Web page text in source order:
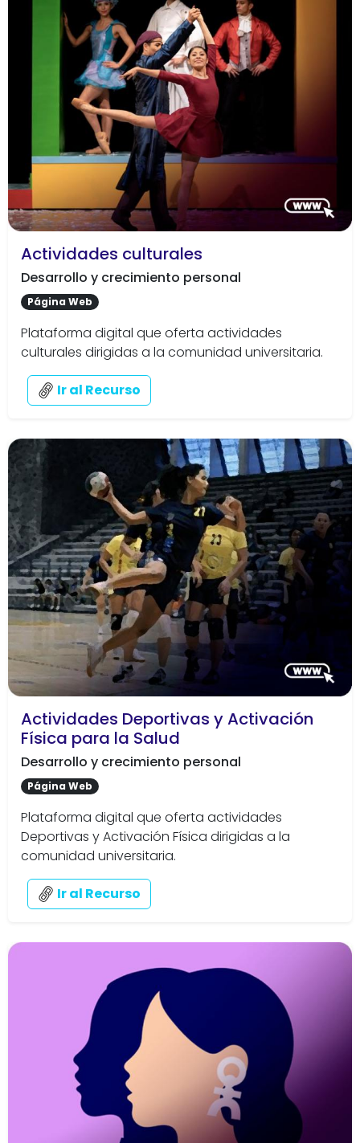
Actividades culturales
Desarrollo y crecimiento personal
Página Web
Plataforma digital que oferta actividades
culturales dirigidas a la comunidad universitaria.
Ir al Recurso
Actividades Deportivas y Activación
Física para la Salud
Desarrollo y crecimiento personal
Página Web
Plataforma digital que oferta actividades
Deportivas y Activación Física dirigidas a la
comunidad universitaria.
Ir al Recurso